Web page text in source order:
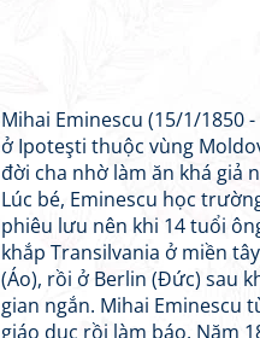
Mihai Eminescu (15/1/1850
ở Ipoteşti thuộc vùng
đời cha nhờ làm ăn khá giả
Lúc bé, Eminescu học
phiêu lưu nên khi 14 tuổi
khắp Transilvania ở miền
(Áo), rồi ở Berlin (Đức) sau
gian ngắn. Mihai Eminescu
giáo dục rồi làm báo. Năm